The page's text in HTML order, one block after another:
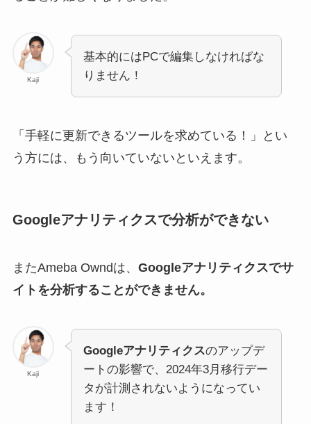
Kaji
基本的にはPCで編集しなければな
りません！
「手軽に更新できるツールを求めている！」とい
う方には、もう向いていないといえます。
Googleアナリティクスで分析ができない
またAmeba Owndは、 Googleアナリティクスでサ
イトを分析することができません。
Kaji
Googleアナリティクスのアップデ
ートの影響で、2024年3月移行デー
タが計測されないようになってい
ます！